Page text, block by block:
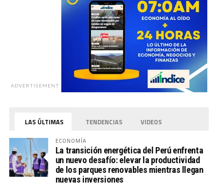
ADVERTISEMENT
LAS ÚLTIMAS TENDENCIAS VIDEOS
ECONOMÍA
La transición energética del Perú enfrenta
un nuevo desafío: elevar la productividad
de los parques renovables mientras llegan
nuevas inversiones